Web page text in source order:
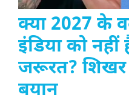
क्या 2027 के
इंडिया को नहीं
जरूरत? शिखर
बयान